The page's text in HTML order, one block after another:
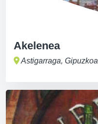
Akelenea
Astigarraga, Gipuzkoa